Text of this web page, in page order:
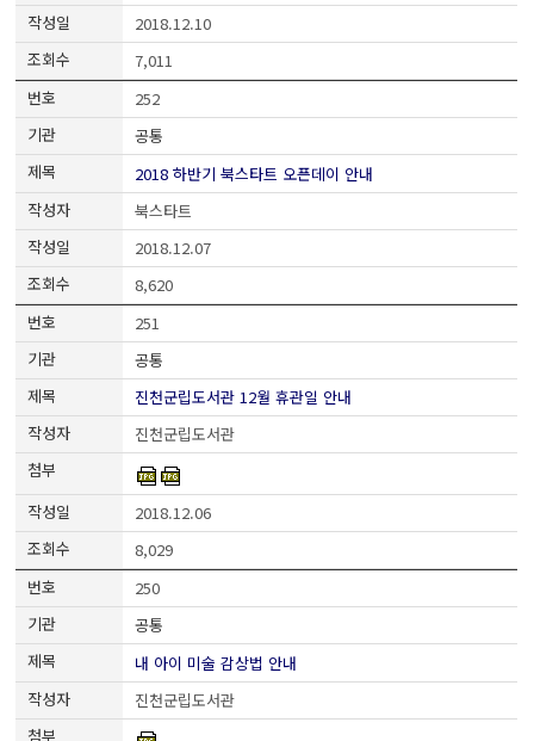
2018.12.10
7,011
252
공통
2018 하반기 북스타트 오픈데이 안내
북스타트
2018.12.07
8,620
251
공통
진천군립도서관 12월 휴관일 안내
진천군립도서관
2018.12.06
8,029
250
공통
내 아이 미술 감상법 안내
진천군립도서관